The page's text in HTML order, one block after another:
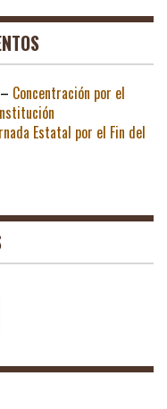
– Concentración por el
Estatal por el Fin del